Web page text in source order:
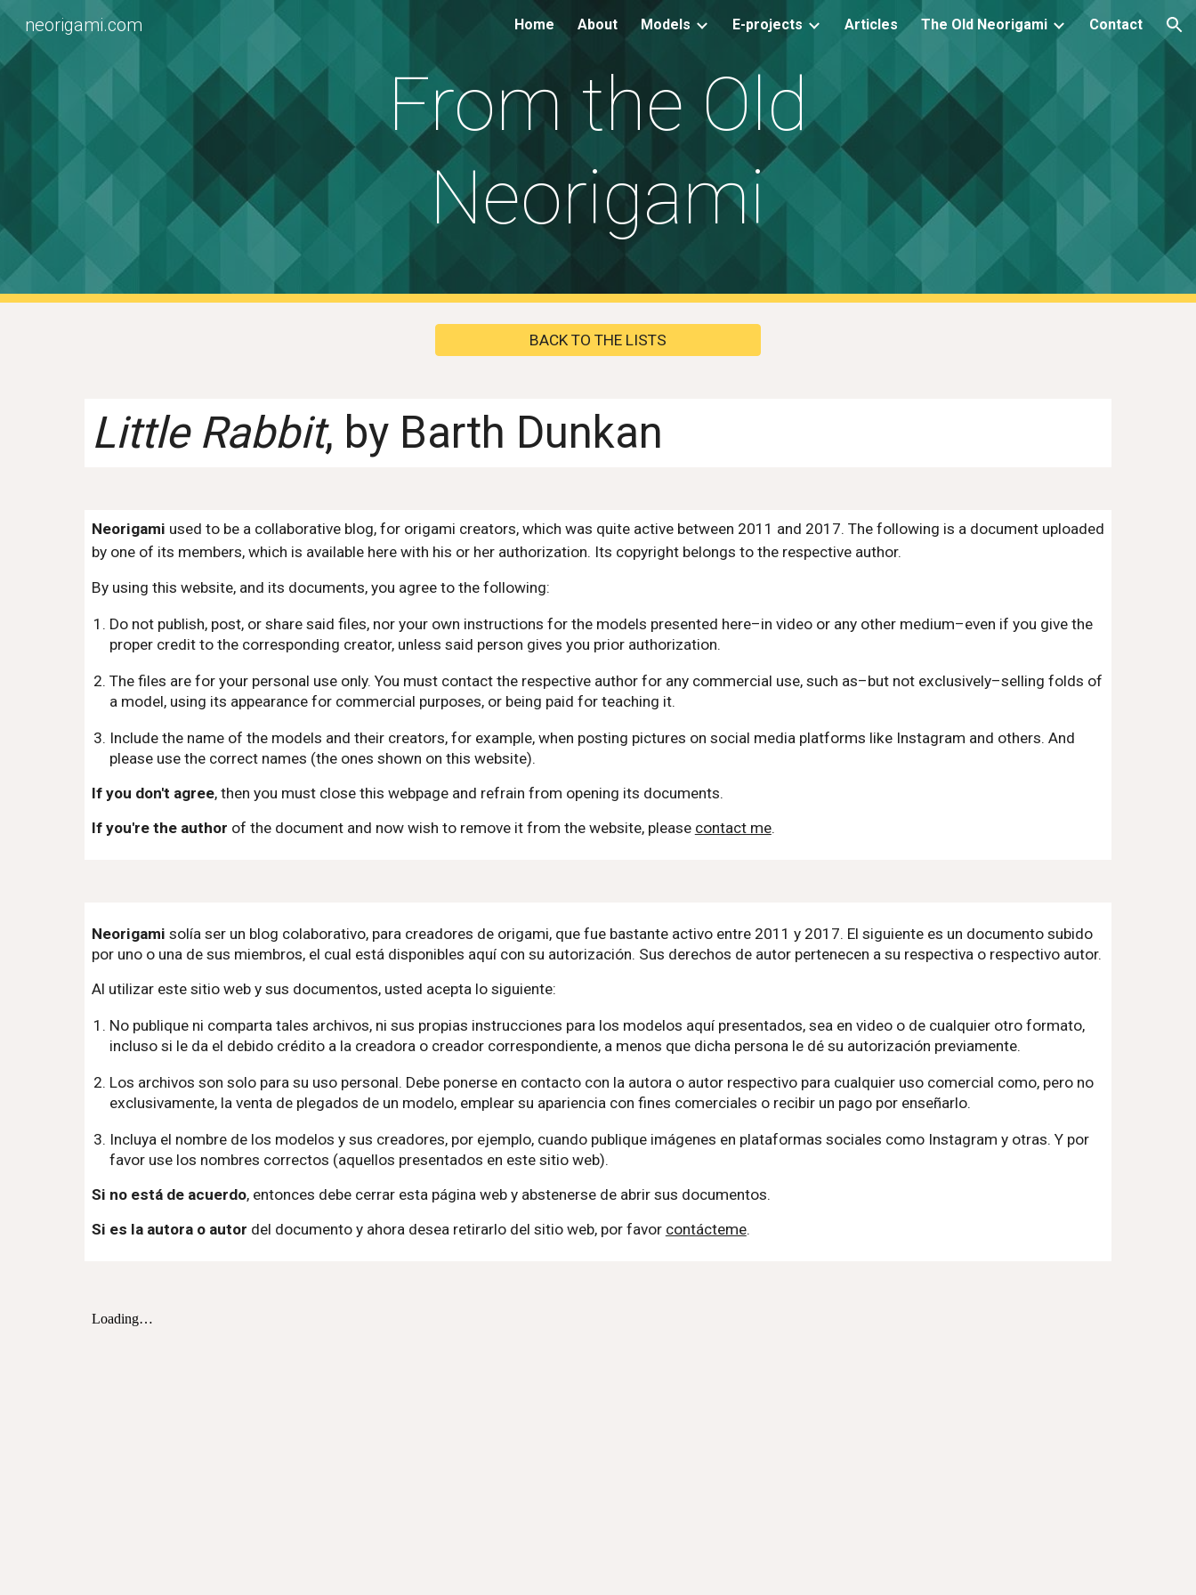
Skip to main content Skip to navigation
neorigami.com Home About Models E-projects Articles The Old Neorigami Contact
From the Old
Neorigami
BACK TO THE LISTS
Little Rabbit, by Barth Dunkan
Neorigami used to be a collaborative blog, for origami creators, which was quite active between 2011 and 2017. The following is a document uploaded
by one of its members, which is available here with his or her authorization. Its copyright belongs to the respective author.
By using this website, and its documents, you agree to the following:
Do not publish, post, or share said files, nor your own instructions for the models presented here–in video or any other medium–even if you give the
proper credit to the corresponding creator, unless said person gives you prior authorization.
The files are for your personal use only. You must contact the respective author for any commercial use, such as–but not exclusively–selling folds of
a model, using its appearance for commercial purposes, or being paid for teaching it.
Include the name of the models and their creators, for example, when posting pictures on social media platforms like Instagram and others. And
please use the correct names (the ones shown on this website).
If you don't agree, then you must close this webpage and refrain from opening its documents.
If you're the author of the document and now wish to remove it from the website, please contact me.
Neorigami solía ser un blog colaborativo, para creadores de origami, que fue bastante activo entre 2011 y 2017. El siguiente es un documento subido
por uno o una de sus miembros, el cual está disponibles aquí con su autorización. Sus derechos de autor pertenecen a su respectiva o respectivo autor.
Al utilizar este sitio web y sus documentos, usted acepta lo siguiente:
No publique ni comparta tales archivos, ni sus propias instrucciones para los modelos aquí presentados, sea en video o de cualquier otro formato,
incluso si le da el debido crédito a la creadora o creador correspondiente, a menos que dicha persona le dé su autorización previamente.
Los archivos son solo para su uso personal. Debe ponerse en contacto con la autora o autor respectivo para cualquier uso comercial como, pero no
exclusivamente, la venta de plegados de un modelo, emplear su apariencia con fines comerciales o recibir un pago por enseñarlo.
Incluya el nombre de los modelos y sus creadores, por ejemplo, cuando publique imágenes en plataformas sociales como Instagram y otras. Y por
favor use los nombres correctos (aquellos presentados en este sitio web).
Si no está de acuerdo, entonces debe cerrar esta página web y abstenerse de abrir sus documentos.
Si es la autora o autor del documento y ahora desea retirarlo del sitio web, por favor contácteme.